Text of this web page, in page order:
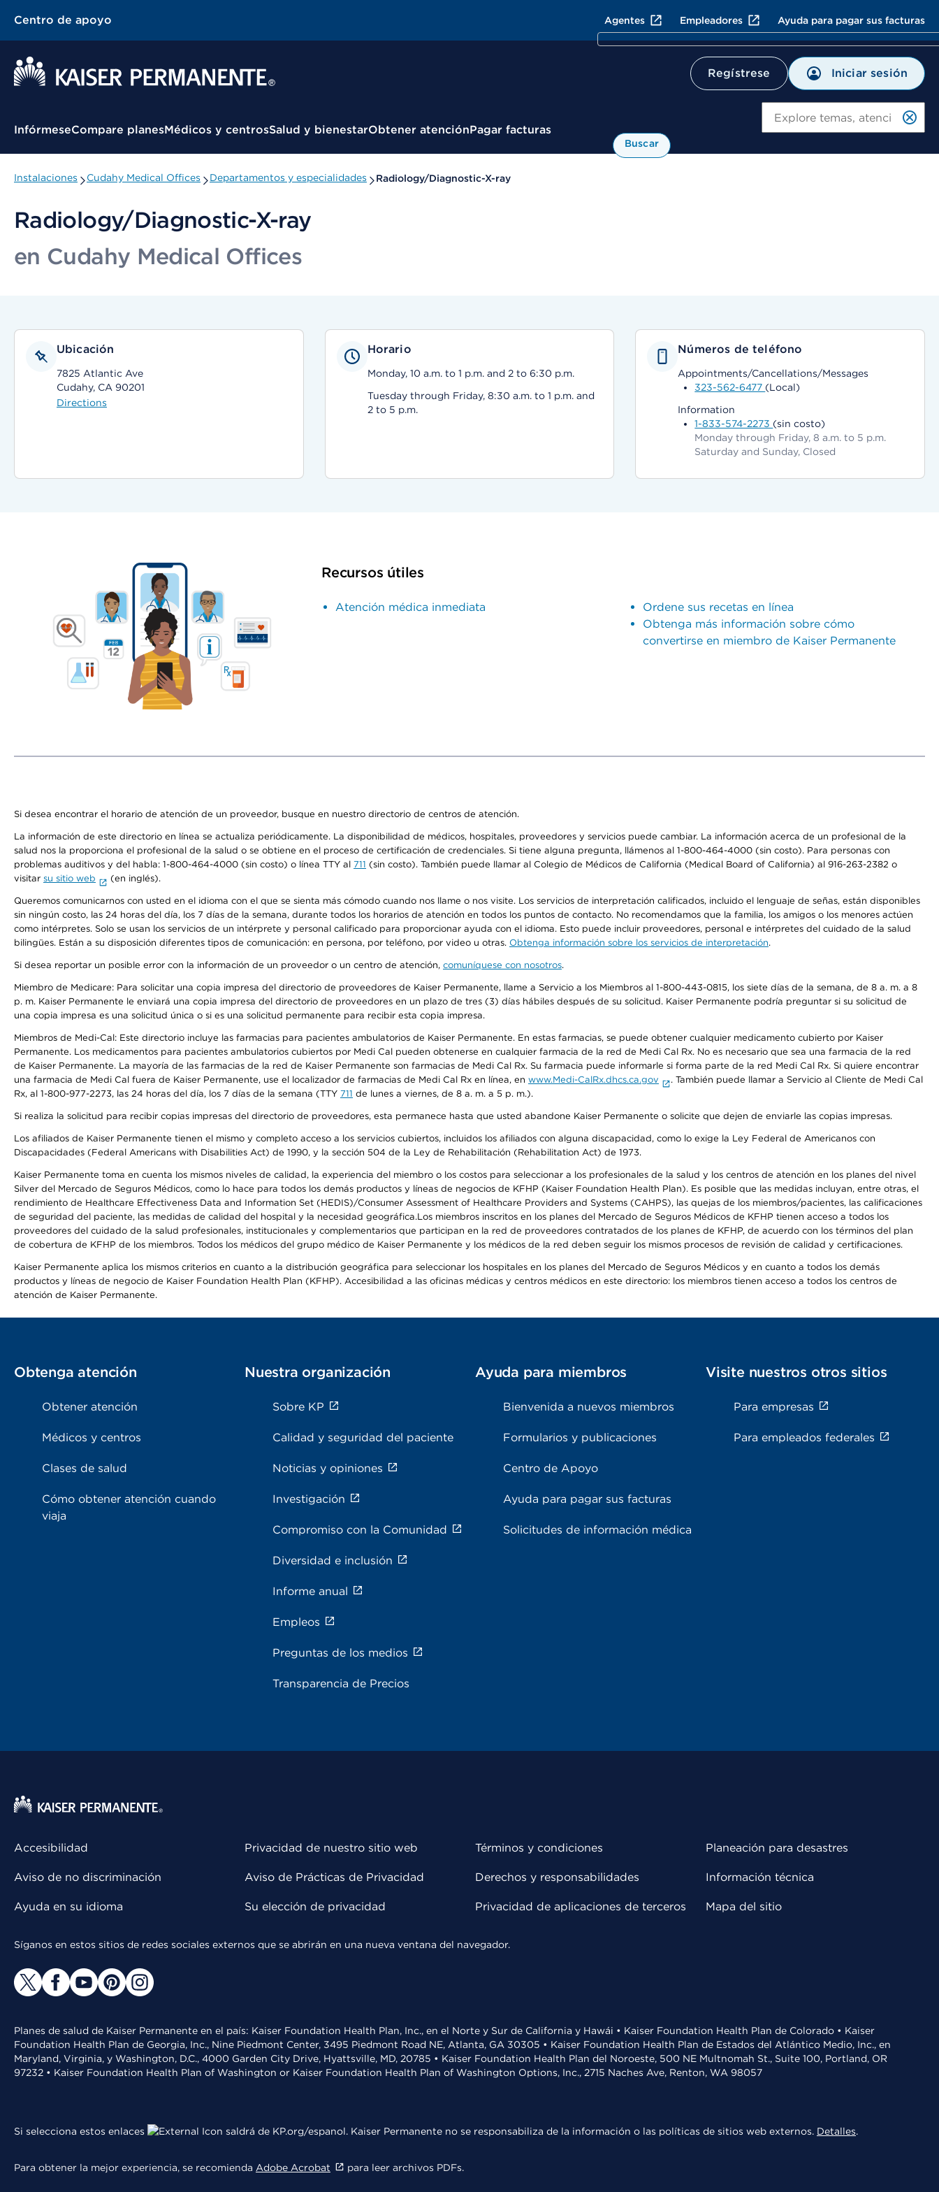
Centro de apoyo Agentes Empleadores Ayuda para pagar sus facturas
Regístrese Iniciar sesión
Menú contextual
InfórmeseCompare planesMédicos y centrosSalud y bienestarObtener atenciónPagar facturas
Buscar
Instalaciones Cudahy Medical Offices Departamentos y especialidades Radiology/Diagnostic-X-ray
Radiology/Diagnostic-X-ray
en Cudahy Medical Offices
Ubicación
7825 Atlantic Ave
Cudahy, CA 90201
Directions
Horario
Monday, 10 a.m. to 1 p.m. and 2 to 6:30 p.m.
Tuesday through Friday, 8:30 a.m. to 1 p.m. and
2 to 5 p.m.
Números de teléfono
Appointments/Cancellations/Messages
323-562-6477 (Local)
Information
1-833-574-2273 (sin costo)
Monday through Friday, 8 a.m. to 5 p.m.
Saturday and Sunday, Closed
Recursos útiles
Atención médica inmediata
Ordene sus recetas en línea
Obtenga más información sobre cómo
convertirse en miembro de Kaiser Permanente
Si desea encontrar el horario de atención de un proveedor, busque en nuestro directorio de centros de atención.
La información de este directorio en línea se actualiza periódicamente. La disponibilidad de médicos, hospitales, proveedores y servicios puede cambiar. La información acerca de un profesional de la
salud nos la proporciona el profesional de la salud o se obtiene en el proceso de certificación de credenciales. Si tiene alguna pregunta, llámenos al 1-800-464-4000 (sin costo). Para personas con
problemas auditivos y del habla: 1-800-464-4000 (sin costo) o línea TTY al 711 (sin costo). También puede llamar al Colegio de Médicos de California (Medical Board of California) al 916-263-2382 o
visitar su sitio web (en inglés).
Queremos comunicarnos con usted en el idioma con el que se sienta más cómodo cuando nos llame o nos visite. Los servicios de interpretación calificados, incluido el lenguaje de señas, están disponibles
sin ningún costo, las 24 horas del día, los 7 días de la semana, durante todos los horarios de atención en todos los puntos de contacto. No recomendamos que la familia, los amigos o los menores actúen
como intérpretes. Solo se usan los servicios de un intérprete y personal calificado para proporcionar ayuda con el idioma. Esto puede incluir proveedores, personal e intérpretes del cuidado de la salud
bilingües. Están a su disposición diferentes tipos de comunicación: en persona, por teléfono, por video u otras. Obtenga información sobre los servicios de interpretación.
Si desea reportar un posible error con la información de un proveedor o un centro de atención, comuníquese con nosotros.
Miembro de Medicare: Para solicitar una copia impresa del directorio de proveedores de Kaiser Permanente, llame a Servicio a los Miembros al 1-800-443-0815, los siete días de la semana, de 8 a. m. a 8
p. m. Kaiser Permanente le enviará una copia impresa del directorio de proveedores en un plazo de tres (3) días hábiles después de su solicitud. Kaiser Permanente podría preguntar si su solicitud de
una copia impresa es una solicitud única o si es una solicitud permanente para recibir esta copia impresa.
Miembros de Medi-Cal: Este directorio incluye las farmacias para pacientes ambulatorios de Kaiser Permanente. En estas farmacias, se puede obtener cualquier medicamento cubierto por Kaiser
Permanente. Los medicamentos para pacientes ambulatorios cubiertos por Medi Cal pueden obtenerse en cualquier farmacia de la red de Medi Cal Rx. No es necesario que sea una farmacia de la red
de Kaiser Permanente. La mayoría de las farmacias de la red de Kaiser Permanente son farmacias de Medi Cal Rx. Su farmacia puede informarle si forma parte de la red Medi Cal Rx. Si quiere encontrar
una farmacia de Medi Cal fuera de Kaiser Permanente, use el localizador de farmacias de Medi Cal Rx en línea, en www.Medi-CalRx.dhcs.ca.gov
. También puede llamar a Servicio al Cliente de Medi Cal
Rx, al 1-800-977-2273, las 24 horas del día, los 7 días de la semana (TTY 711 de lunes a viernes, de 8 a. m. a 5 p. m.).
Si realiza la solicitud para recibir copias impresas del directorio de proveedores, esta permanece hasta que usted abandone Kaiser Permanente o solicite que dejen de enviarle las copias impresas.
Los afiliados de Kaiser Permanente tienen el mismo y completo acceso a los servicios cubiertos, incluidos los afiliados con alguna discapacidad, como lo exige la Ley Federal de Americanos con
Discapacidades (Federal Americans with Disabilities Act) de 1990, y la sección 504 de la Ley de Rehabilitación (Rehabilitation Act) de 1973.
Kaiser Permanente toma en cuenta los mismos niveles de calidad, la experiencia del miembro o los costos para seleccionar a los profesionales de la salud y los centros de atención en los planes del nivel
Silver del Mercado de Seguros Médicos, como lo hace para todos los demás productos y líneas de negocios de KFHP (Kaiser Foundation Health Plan). Es posible que las medidas incluyan, entre otras, el
rendimiento de Healthcare Effectiveness Data and Information Set (HEDIS)/Consumer Assessment of Healthcare Providers and Systems (CAHPS), las quejas de los miembros/pacientes, las calificaciones
de seguridad del paciente, las medidas de calidad del hospital y la necesidad geográfica.Los miembros inscritos en los planes del Mercado de Seguros Médicos de KFHP tienen acceso a todos los
proveedores del cuidado de la salud profesionales, institucionales y complementarios que participan en la red de proveedores contratados de los planes de KFHP, de acuerdo con los términos del plan
de cobertura de KFHP de los miembros. Todos los médicos del grupo médico de Kaiser Permanente y los médicos de la red deben seguir los mismos procesos de revisión de calidad y certificaciones.
Kaiser Permanente aplica los mismos criterios en cuanto a la distribución geográfica para seleccionar los hospitales en los planes del Mercado de Seguros Médicos y en cuanto a todos los demás
productos y líneas de negocio de Kaiser Foundation Health Plan (KFHP). Accesibilidad a las oficinas médicas y centros médicos en este directorio: los miembros tienen acceso a todos los centros de
atención de Kaiser Permanente.
Obtenga atención
Obtener atención
Médicos y centros
Clases de salud
Cómo obtener atención cuando
viaja
Nuestra organización
Sobre KP
Calidad y seguridad del paciente
Noticias y opiniones
Investigación
Compromiso con la Comunidad
Diversidad e inclusión
Informe anual
Empleos
Preguntas de los medios
Transparencia de Precios
Ayuda para miembros
Bienvenida a nuevos miembros
Formularios y publicaciones
Centro de Apoyo
Ayuda para pagar sus facturas
Solicitudes de información médica
Visite nuestros otros sitios
Para empresas
Para empleados federales
Accesibilidad
Aviso de no discriminación
Ayuda en su idioma
Privacidad de nuestro sitio web
Aviso de Prácticas de Privacidad
Su elección de privacidad
Términos y condiciones
Derechos y responsabilidades
Privacidad de aplicaciones de terceros
Planeación para desastres
Información técnica
Mapa del sitio
Síganos en estos sitios de redes sociales externos que se abrirán en una nueva ventana del navegador.
Planes de salud de Kaiser Permanente en el país: Kaiser Foundation Health Plan, Inc., en el Norte y Sur de California y Hawái • Kaiser Foundation Health Plan de Colorado • Kaiser
Foundation Health Plan de Georgia, Inc., Nine Piedmont Center, 3495 Piedmont Road NE, Atlanta, GA 30305 • Kaiser Foundation Health Plan de Estados del Atlántico Medio, Inc., en
Maryland, Virginia, y Washington, D.C., 4000 Garden City Drive, Hyattsville, MD, 20785 • Kaiser Foundation Health Plan del Noroeste, 500 NE Multnomah St., Suite 100, Portland, OR
97232 • Kaiser Foundation Health Plan of Washington or Kaiser Foundation Health Plan of Washington Options, Inc., 2715 Naches Ave, Renton, WA 98057
Si selecciona estos enlaces saldrá de KP.org/espanol. Kaiser Permanente no se responsabiliza de la información o las políticas de sitios web externos. Detalles.
Para obtener la mejor experiencia, se recomienda Adobe Acrobat para leer archivos PDFs.